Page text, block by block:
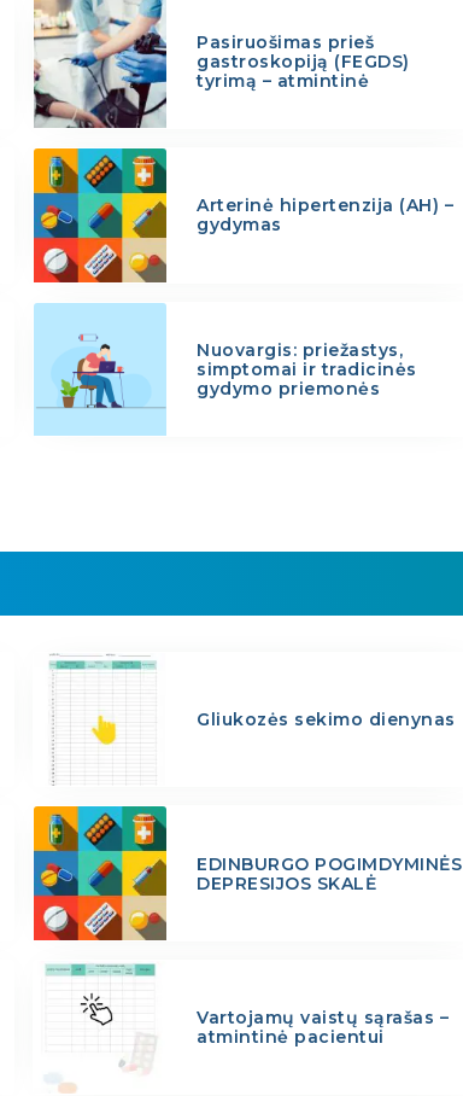
Pasiruošimas prieš
gastroskopiją (FEGDS)
tyrimą – atmintinė
Arterinė hipertenzija (AH) –
gydymas
Nuovargis: priežastys,
simptomai ir tradicinės
gydymo priemonės
Gliukozės sekimo dienynas
EDINBURGO POGIMDYMINĖS
DEPRESIJOS SKALĖ
Vartojamų vaistų sąrašas –
atmintinė pacientui